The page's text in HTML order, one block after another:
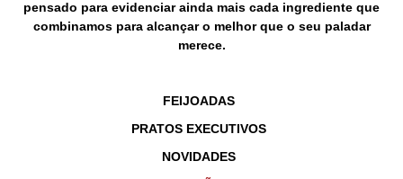
pensado para evidenciar ainda mais cada ingrediente que
combinamos para alcançar o melhor que o seu paladar
merece.
FEIJOADAS
PRATOS EXECUTIVOS
NOVIDADES